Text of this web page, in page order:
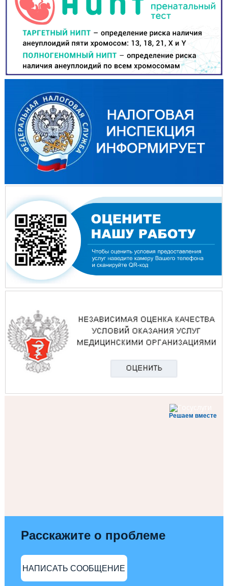
Решаем вместе
Расскажите о проблеме
НАПИСАТЬ СООБЩЕНИЕ